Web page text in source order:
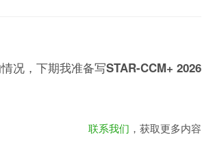
况，下期我准备写STAR-CCM+ 2026
联系我们 ，获取更多内容